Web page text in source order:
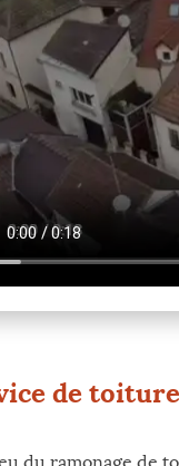
de
du ramonage de